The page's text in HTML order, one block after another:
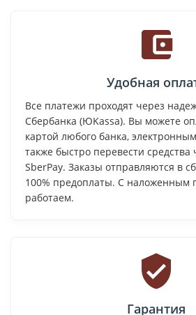
Удобная
Все платежи проходят через
Сбербанка (ЮKassa). Вы можете
картой любого банка,
также быстро перевести
SberPay. Заказы отправляются в
100% предоплаты. С наложенным
работаем.
Гарантия